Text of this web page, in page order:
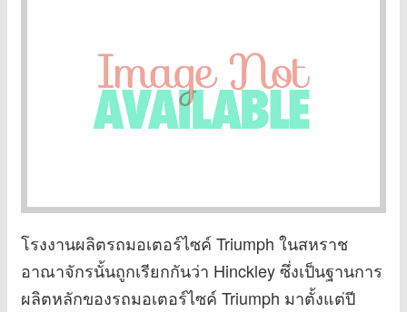
โรงงานผลิตรถมอเตอร์ไซค์ Triumph ในสหราช
อาณาจักรนั้นถูกเรียกกันว่า Hinckley ซึ่งเป็นฐานการ
ผลิตหลักของรถมอเตอร์ไซค์ Triumph มาตั้งแต่ปี